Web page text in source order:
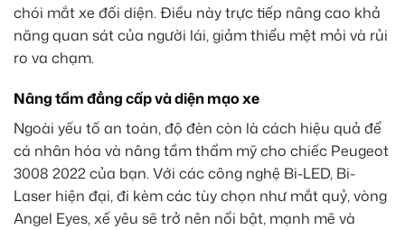
chói mắt xe đối diện. Điều này trực tiếp nâng cao khả
năng quan sát của người lái, giảm thiểu mệt mỏi và rủi
ro va chạm.
Nâng tầm đẳng cấp và diện mạo xe
Ngoài yếu tố an toàn, độ đèn còn là cách hiệu quả để
cá nhân hóa và nâng tầm thẩm mỹ cho chiếc Peugeot
3008 2022 của bạn. Với các công nghệ Bi-LED, Bi-
Laser hiện đại, đi kèm các tùy chọn như mắt quỷ, vòng
Angel Eyes, xế yêu sẽ trở nên nổi bật, mạnh mẽ và